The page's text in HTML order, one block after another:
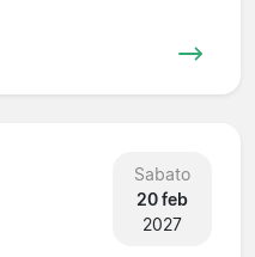
Sabato
20 feb
2027